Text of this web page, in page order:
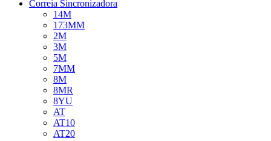
Correia Sincronizadora
14M
173MM
2M
3M
5M
7MM
8M
8MR
8YU
AT
AT10
AT20